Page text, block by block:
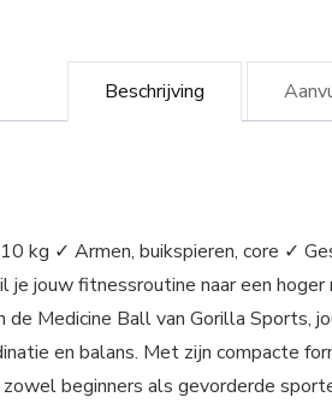
Beschrijving
kg ✓ Armen, buikspieren, core ✓
jouw fitnessroutine naar een hoger
de Medicine Ball van Gorilla Sports,
en balans. Met zijn compacte
beginners als gevorderde